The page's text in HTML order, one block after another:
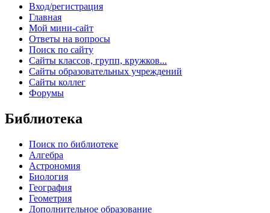
Вход/регистрация
Главная
Мой мини-сайт
Ответы на вопросы
Поиск по сайту
Сайты классов, групп, кружков...
Сайты образовательных учреждений
Сайты коллег
Форумы
Библиотека
Поиск по библиотеке
Алгебра
Астрономия
Биология
География
Геометрия
Дополнительное образование